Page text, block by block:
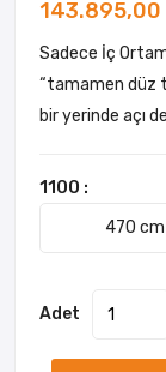
143.895,00
Sadece İç
“tamamen düz
bir yerinde açı
1100 :
470
Adet